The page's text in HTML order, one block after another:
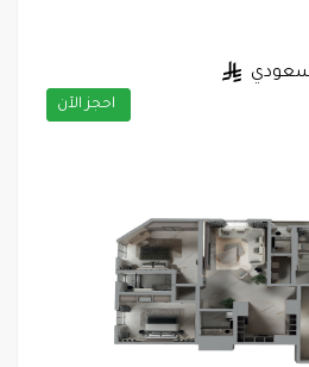
احجز الآن